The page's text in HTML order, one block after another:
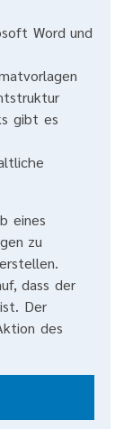
Word und
gibt es
eines
zu
dass der
Der
des